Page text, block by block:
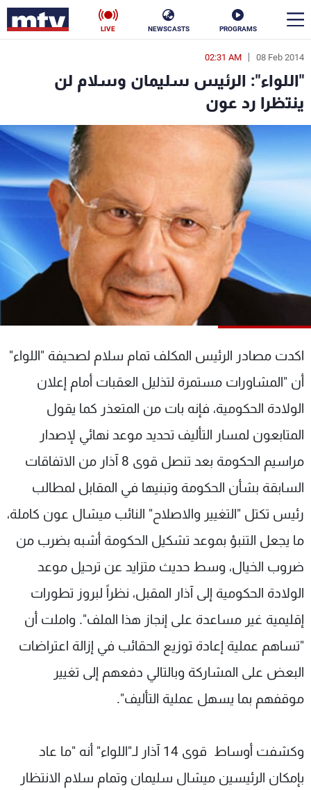
PROGRAMS
NEWSCASTS
LIVE
08 Feb 2014
02:31 AM
"اللواء": الرئيس سليمان وسلام لن
ينتظرا رد عون
اكدت مصادر الرئيس المكلف تمام سلام لصحيفة "اللواء"
أن "المشاورات مستمرة لتذليل العقبات أمام إعلان
الولادة الحكومية، فإنه بات من المتعذر كما يقول
المتابعون لمسار التأليف تحديد موعد نهائي لإصدار
مراسيم الحكومة بعد تنصل قوى 8 آذار من الاتفاقات
السابقة بشأن الحكومة وتبنيها في المقابل لمطالب
رئيس تكتل "التغيير والاصلاح" النائب ميشال عون كاملة،
ما يجعل التنبؤ بموعد تشكيل الحكومة أشبه بضرب من
ضروب الخيال، وسط حديث متزايد عن ترحيل موعد
الولادة الحكومية إلى آذار المقبل، نظراً لبروز تطورات
إقليمية غير مساعدة على إنجاز هذا الملف". واملت أن
"تساهم عملية إعادة توزيع الحقائب في إزالة اعتراضات
البعض على المشاركة وبالتالي دفعهم إلى تغيير
موقفهم بما يسهل عملية التأليف".
وكشفت أوساط قوى 14 آذار لـ"اللواء" أنه "ما عاد
بإمكان الرئيسين ميشال سليمان وتمام سلام الانتظار
en
الأخبار
سياسة ناس
إقتصاد
منوعات رياضة
كأس العالم
البرامج
شاهد البرامج
عن MTV
الإنـتـاج
لاعلاناتكم
وظائف
تواصل معنا
شروط الإسـتخدام
سياسة الخصوصية